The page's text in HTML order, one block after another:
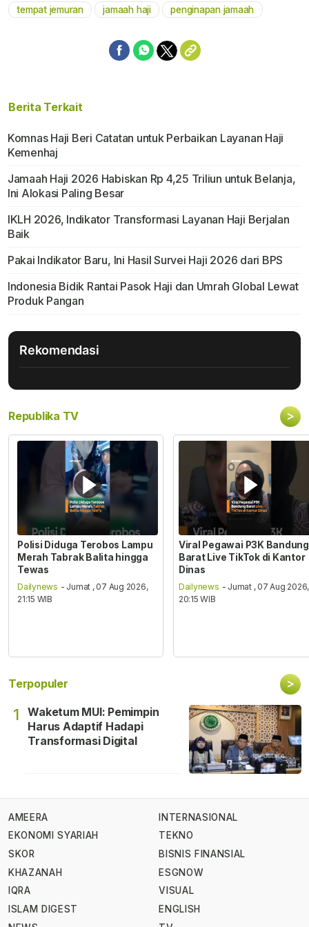
tempat jemuran jamaah haji penginapan jamaah
Berita Terkait
Komnas Haji Beri Catatan untuk Perbaikan Layanan Haji
Kemenhaj
Jamaah Haji 2026 Habiskan Rp 4,25 Triliun untuk Belanja,
Ini Alokasi Paling Besar
IKLH 2026, Indikator Transformasi Layanan Haji Berjalan
Baik
Pakai Indikator Baru, Ini Hasil Survei Haji 2026 dari BPS
Indonesia Bidik Rantai Pasok Haji dan Umrah Global Lewat
Produk Pangan
Rekomendasi
Republika TV >
Polisi Diduga Terobos Lampu
Merah Tabrak Balita hingga
Tewas
Dailynews - Jumat , 07 Aug 2026,
21:15 WIB
Viral Pegawai P3K Bandung
Barat Live TikTok di Kantor
Dinas
Dailynews - Jumat , 07 Aug 2026,
20:15 WIB
Terpopuler >
1
Waketum MUI: Pemimpin
Harus Adaptif Hadapi
Transformasi Digital
AMEERA
EKONOMI SYARIAH
SKOR
KHAZANAH
IQRA
ISLAM DIGEST
INTERNASIONAL
TEKNO
BISNIS FINANSIAL
ESGNOW
VISUAL
ENGLISH